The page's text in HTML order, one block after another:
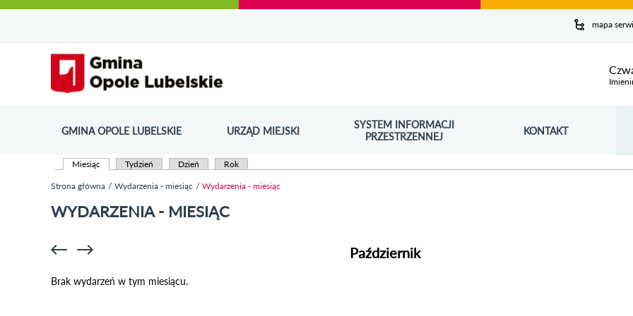
do
strony
do
menu
wyszukiwarki
ścieżki
nawigacyjnej
kategorii
aktualności
do
kalendarza
wydarzeń
do
galerii
do
stopki
mapa
GMINA OPOLE LUBELSKIE URZĄD MIEJSKI
SYSTEM INFORMACJI
PRZESTRZENNEJ
ODNOŚNIK OTWORZY SIĘ W NOWYM OKNIE KONTAKT
Miesiąc (aktywna karta)
Tydzień Dzień Rok
Strona główna Wydarzenia - miesiąc Wydarzenia - miesiąc
WYDARZENIA - MIESIĄC
Październik
Brak wydarzeń w tym miesiącu.